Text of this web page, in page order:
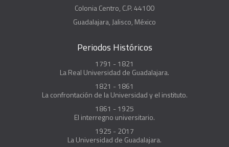
Colonia Centro, C.P. 44100
Guadalajara, Jalisco, México
Periodos Históricos
1791 - 1821
La Real Universidad de Guadalajara.
1821 - 1861
La confrontación de la Universidad y el instituto.
1861 - 1925
El interregno universitario.
1925 - 2017
La Universidad de Guadalajara.